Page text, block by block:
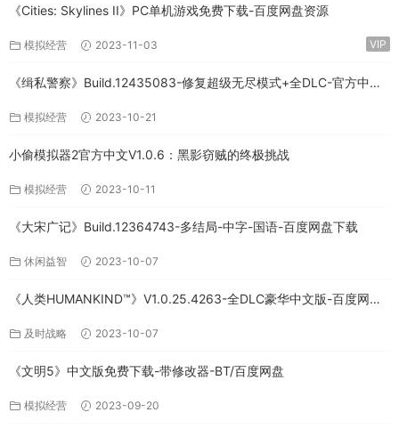
《Cities: Skylines II》PC单机游戏免费下载-百度网盘资源
模拟经营 2023-11-03 VIP
《缉私警察》Build.12435083-修复超级无尽模式+全DLC-官方中文-
模拟经营 2023-10-21
小偷模拟器2官方中文V1.0.6：黑影窃贼的终极挑战
模拟经营 2023-10-11
《大宋广记》Build.12364743-多结局-中字-国语-百度网盘下载
休闲益智 2023-10-07
《人类HUMANKIND™》V1.0.25.4263-全DLC豪华中文版-百度网盘
及时战略 2023-10-07
《文明5》中文版免费下载-带修改器-BT/百度网盘
模拟经营 2023-09-20